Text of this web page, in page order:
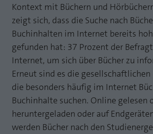
Kontext mit Büchern und
zeigt sich, dass die Suche nach
Buchinhalten im Internet bereits
gefunden hat: 37 Prozent der
Internet, um sich über Bücher zu
Erneut sind es die
die besonders häufig im Internet
Buchinhalte suchen. Online gelesen
heruntergeladen oder auf
werden Bücher nach den